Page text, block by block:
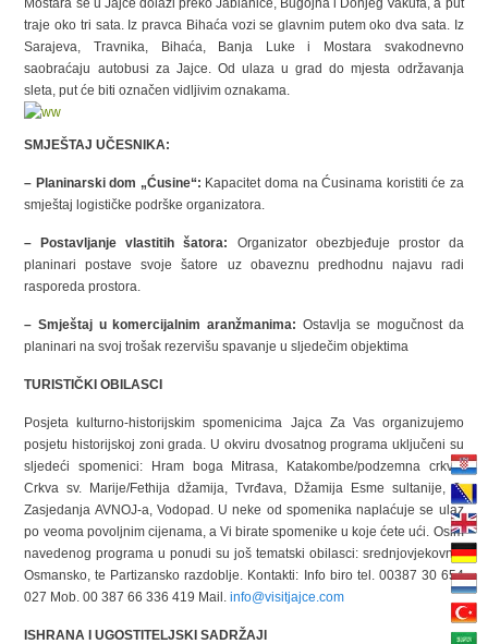
Mostara se u Jajce dolazi preko Jablanice, Bugojna i Donjeg Vakufa, a put
traje oko tri sata. Iz pravca Bihaća vozi se glavnim putem oko dva sata. Iz
Sarajeva, Travnika, Bihaća, Banja Luke i Mostara svakodnevno
saobraćaju autobusi za Jajce. Od ulaza u grad do mjesta održavanja
sleta, put će biti označen vidljivim oznakama.
SMJEŠTAJ UČESNIKA:
– Planinarski dom „Ćusine“: Kapacitet doma na Ćusinama koristiti će za
smještaj logističke podrške organizatora.
– Postavljanje vlastitih šatora: Organizator obezbjeđuje prostor da
planinari postave svoje šatore uz obaveznu predhodnu najavu radi
rasporeda prostora.
– Smještaj u komercijalnim aranžmanima: Ostavlja se mogučnost da
planinari na svoj trošak rezervišu spavanje u sljedečim objektima
TURISTIČKI OBILASCI
Posjeta kulturno-historijskim spomenicima Jajca Za Vas organizujemo
posjetu historijskoj zoni grada. U okviru dvosatnog programa uključeni su
sljedeći spomenici: Hram boga Mitrasa, Katakombe/podzemna crkva,
Crkva sv. Marije/Fethija džamija, Tvrđava, Džamija Esme sultanije, 2.
Zasjedanja AVNOJ-a, Vodopad. U neke od spomenika naplaćuje se ulaz
po veoma povoljnim cijenama, a Vi birate spomenike u koje ćete ući. Osim
navedenog programa u ponudi su još tematski obilasci: srednjovjekovno,
Osmansko, te Partizansko razdoblje. Kontakti: Info biro tel. 00387 30 654
027 Mob. 00 387 66 336 419 Mail.info@visitjajce.com
ISHRANA I UGOSTITELJSKI SADRŽAJI